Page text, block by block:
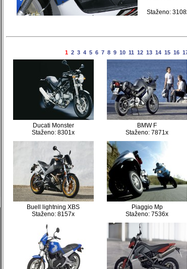
Staženo:
1 2 3 4 5 6 7 8 9 10 11 12 13 14 15 16
Ducati Monster
Staženo: 8301x
BMW F
Staženo: 7871x
Buell lightning XBS
Staženo: 8157x
Piaggio Mp
Staženo: 7536x